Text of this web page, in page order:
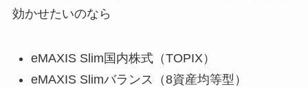
効かせたいのなら
eMAXIS Slim国内株式（TOPIX）
eMAXIS Slimバランス（8資産均等型）